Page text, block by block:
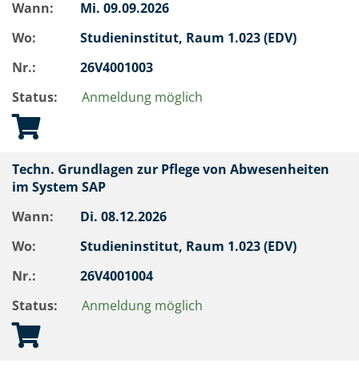
Wann:
Mi. 09.09.2026
Wo:
Studieninstitut, Raum 1.023 (EDV)
Nr.:
26V4001003
Status:
Anmeldung möglich
Techn. Grundlagen zur Pflege von Abwesenheiten
im System SAP
Wann:
Di. 08.12.2026
Wo:
Studieninstitut, Raum 1.023 (EDV)
Nr.:
26V4001004
Status:
Anmeldung möglich